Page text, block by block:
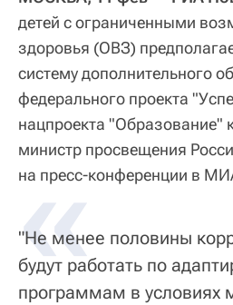
детей с ограниченными
здоровья (ОВЗ)
систему дополнительного
федерального проекта
нацпроекта "Образование"
министр просвещения
на пресс-конференции в
«
"Не менее половины
будут работать по
программам в условиях